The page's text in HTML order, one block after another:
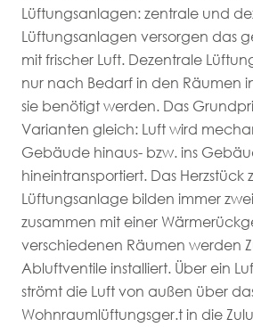
Lüftungsanlagen: zentrale und
Lüftungsanlagen versorgen das
mit frischer Luft. Dezentrale
nur nach Bedarf in den Räumen
sie benötigt werden. Das
Varianten gleich: Luft wird
Gebäude hinaus- bzw. ins
hineintransportiert. Das Herzstück
Lüftungsanlage bilden immer
zusammen mit einer
verschiedenen Räumen werden
Abluftventile installiert. Über ein
strömt die Luft von außen über
Wohnraumlüftungsger.t in die